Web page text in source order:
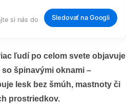
si nás do
Sledovať na Googli
ľudí po celom svete objavuje
špinavými oknami –
lesk bez šmúh, mastnoty či
prostriedkov.